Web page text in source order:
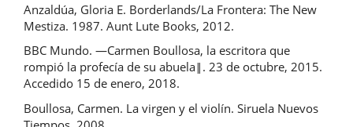
Anzaldúa, Gloria E. Borderlands/La Frontera: The New
Mestiza. 1987. Aunt Lute Books, 2012.
BBC Mundo. ―Carmen Boullosa, la escritora que
rompió la profecía de su abuela‖. 23 de octubre, 2015.
Accedido 15 de enero, 2018.
Boullosa, Carmen. La virgen y el violín. Siruela Nuevos